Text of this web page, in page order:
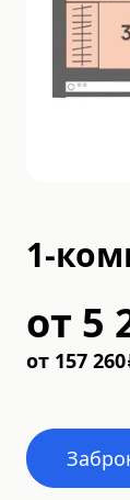
1-
от 5
от 157 260